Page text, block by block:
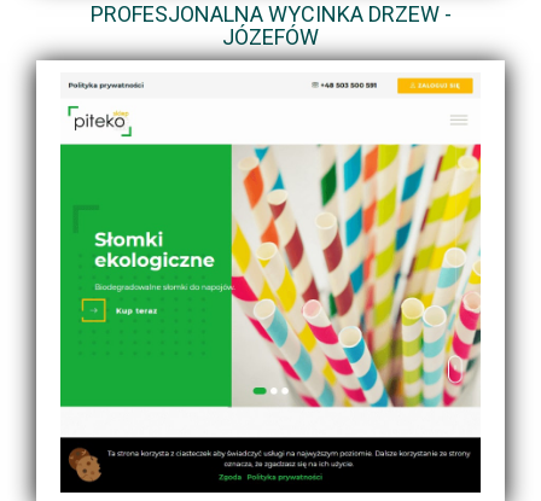
PROFESJONALNA WYCINKA DRZEW -
JÓZEFÓW